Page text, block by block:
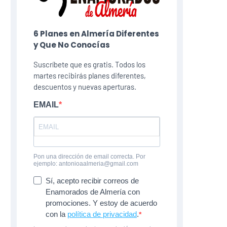
6 Planes​ en Almería Diferentes
y Que No Conocías
Suscríbete que es gratis. Todos los
martes recibirás planes diferentes,
descuentos y nuevas aperturas.
EMAIL
Pon una dirección de email correcta. Por
ejemplo: antonioaalmeria@gmail.com
Sí, acepto recibir correos de
Enamorados de Almería con
promociones. Y estoy de acuerdo
con la política de privacidad.